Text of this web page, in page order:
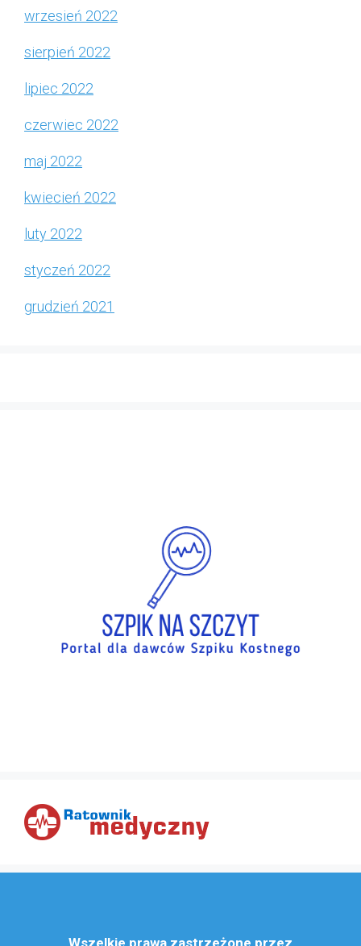
wrzesień 2022
sierpień 2022
lipiec 2022
czerwiec 2022
maj 2022
kwiecień 2022
luty 2022
styczeń 2022
grudzień 2021